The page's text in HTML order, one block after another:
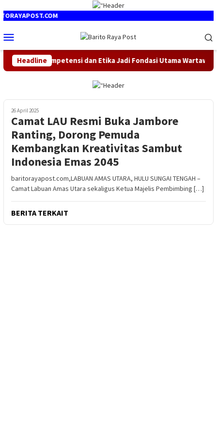
ke
Mobile
Headline
Kompetensi dan Etika Jadi Fondasi Utama Wartawan
26 April 2025
Camat LAU Resmi Buka Jambore
Ranting, Dorong Pemuda
Kembangkan Kreativitas Sambut
Indonesia Emas 2045
baritorayapost.com,LABUAN AMAS UTARA, HULU SUNGAI TENGAH –
Camat Labuan Amas Utara sekaligus Ketua Majelis Pembimbing […]
BERITA TERKAIT